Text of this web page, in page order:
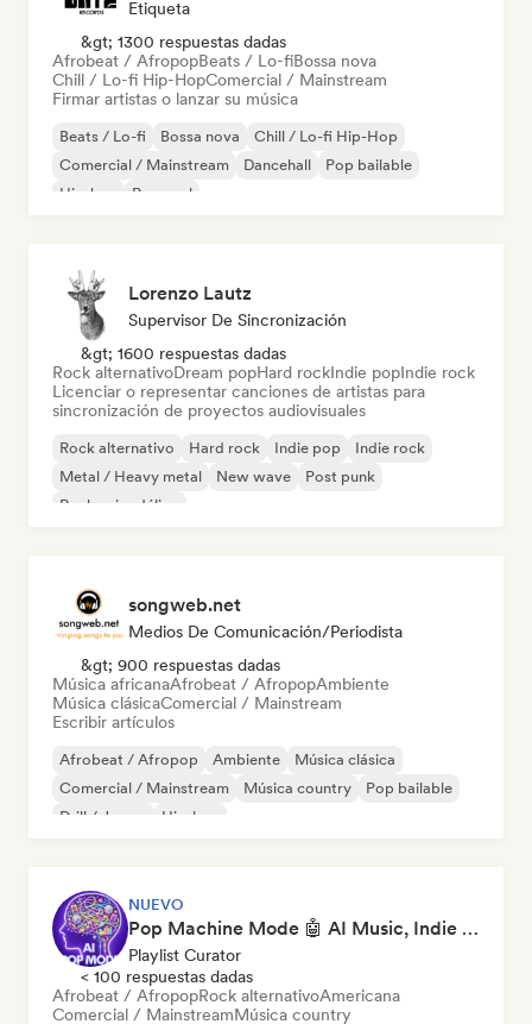
Etiqueta
&gt; 1300 respuestas dadas
Afrobeat / AfropopBeats / Lo-fiBossa nova
Chill / Lo-fi Hip-HopComercial / Mainstream
Firmar artistas o lanzar su música
Beats / Lo-fi Bossa nova
Chill / Lo-fi Hip-Hop
Comercial / Mainstream
Dancehall
Pop bailable
Hip-hop
Pop soul
Lorenzo Lautz
Supervisor De Sincronización
&gt; 1600 respuestas dadas
Rock alternativoDream popHard rockIndie popIndie rock
Licenciar o representar canciones de artistas para
sincronización de proyectos audiovisuales
Rock alternativo Hard rock Indie pop
Indie rock
Metal / Heavy metal
New wave
Post punk
Rock psicodélico
songweb.net
Medios De Comunicación/Periodista
&gt; 900 respuestas dadas
Música africanaAfrobeat / AfropopAmbiente
Música clásicaComercial / Mainstream
Escribir artículos
Afrobeat / Afropop Ambiente
Música clásica
Comercial / Mainstream
Música country
Pop bailable
Drill / Jersey
Hip-hop
NUEVO
Pop Machine Mode 🤖 AI Music, Indie Pop & Dream Pop
Playlist Curator
< 100 respuestas dadas
Afrobeat / AfropopRock alternativoAmericana
Comercial / MainstreamMúsica country